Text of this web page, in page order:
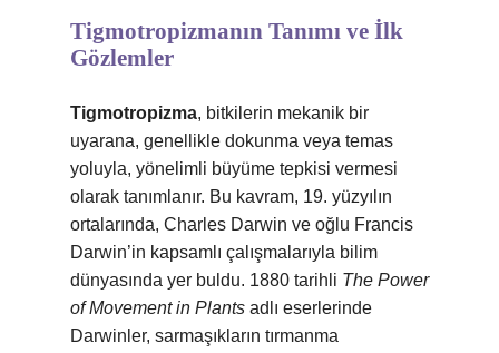
Tigmotropizmanın Tanımı ve İlk
Gözlemler
Tigmotropizma, bitkilerin mekanik bir
uyarana, genellikle dokunma veya temas
yoluyla, yönelimli büyüme tepkisi vermesi
olarak tanımlanır. Bu kavram, 19. yüzyılın
ortalarında, Charles Darwin ve oğlu Francis
Darwin’in kapsamlı çalışmalarıyla bilim
dünyasında yer buldu. 1880 tarihli The Power
of Movement in Plants adlı eserlerinde
Darwinler, sarmaşıkların tırmanma